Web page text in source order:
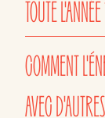
TOUTE
COMMENT
AVEC